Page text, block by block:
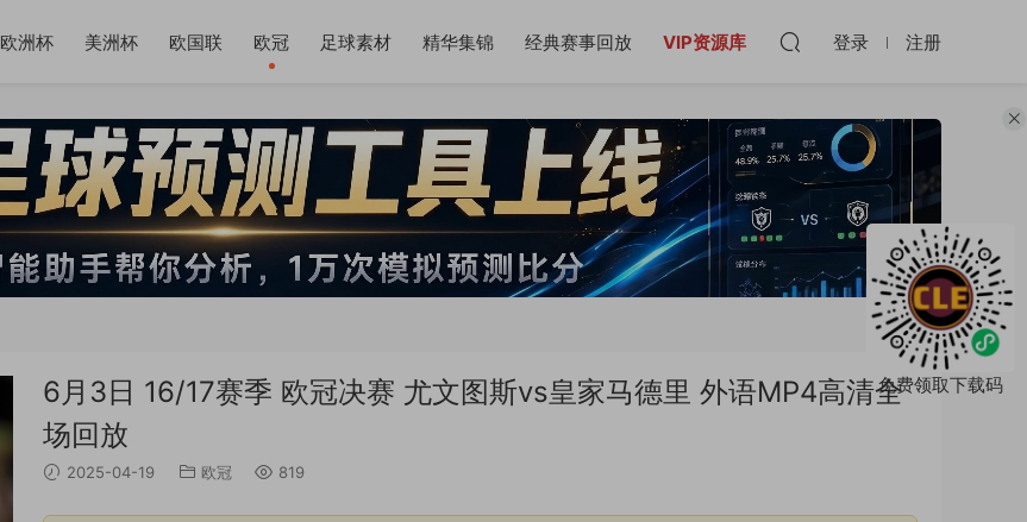
欧洲杯 美洲杯 欧国联 欧冠 足球素材 精华集锦 经典赛事回放 VIP资源库 登录 注册
6月3日 16/17赛季 欧冠决赛 尤文图斯vs皇家马德里 外语MP4高清全
场回放
2025-04-19 欧冠 819
免费领取下载码